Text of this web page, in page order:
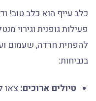
כלב עייף הוא כלב
פעילות גופנית וגירוי
להפחית חרדה, שעמום
בנביחות:
טיולים ארוכים:צאו